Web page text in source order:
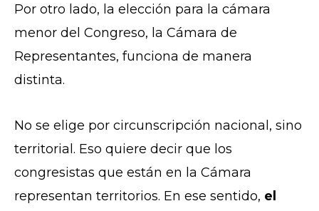
Por otro lado, la elección para la cámara
menor del Congreso, la Cámara de
Representantes, funciona de manera
distinta.
No se elige por circunscripción nacional, sino
territorial. Eso quiere decir que los
congresistas que están en la Cámara
representan territorios. En ese sentido, el